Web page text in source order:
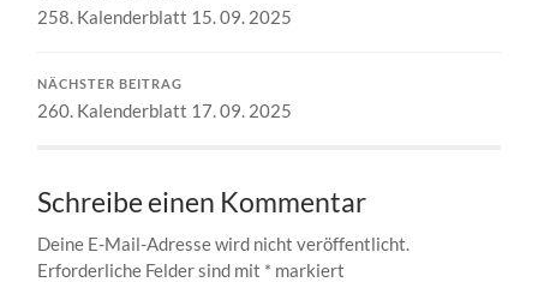
258. Kalenderblatt 15. 09. 2025
NÄCHSTER BEITRAG
260. Kalenderblatt 17. 09. 2025
Schreibe einen Kommentar
Deine E-Mail-Adresse wird nicht veröffentlicht.
Erforderliche Felder sind mit * markiert